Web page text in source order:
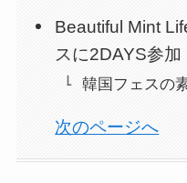
Beautiful Mint
スに2DAYS参加
韓国フェスの
次のページへ